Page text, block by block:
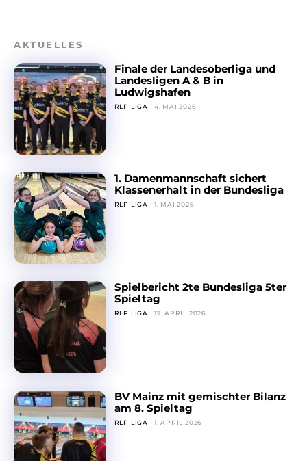
AKTUELLES
Finale der Landesoberliga und
Landesligen A & B in
Ludwigshafen
RLP LIGA 4. MAI 2026
1. Damenmannschaft sichert
Klassenerhalt in der Bundesliga
RLP LIGA 1. MAI 2026
Spielbericht 2te Bundesliga 5ter
Spieltag
RLP LIGA 17. APRIL 2026
BV Mainz mit gemischter Bilanz
am 8. Spieltag
RLP LIGA 1. APRIL 2026